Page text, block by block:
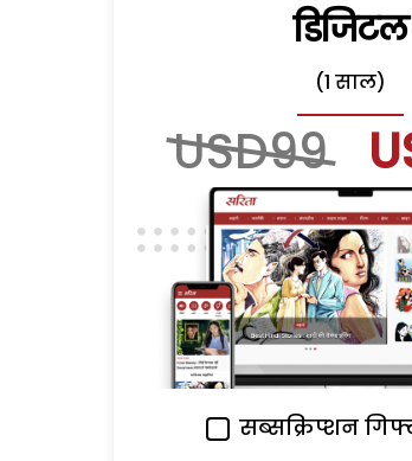
डिजिटल
(1 साल)
USD99
सब्सक्रिप्शन